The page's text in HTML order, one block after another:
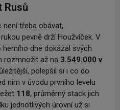
Rusů
není třeba obávat,
pevně drží Houžvíček. V
dne dokázal svých
rozmnožit až na 3.549.000 v
polepšil si i co do
ním v úvodu prvního levelu
118, průměrný stack jich
jednotlivých úrovní už si